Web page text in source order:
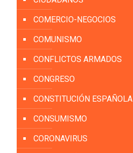
COMERCIO-NEGOCIOS
COMUNISMO
CONFLICTOS ARMADOS
CONGRESO
CONSTITUCIÓN ESPAÑOLA
CONSUMISMO
CORONAVIRUS